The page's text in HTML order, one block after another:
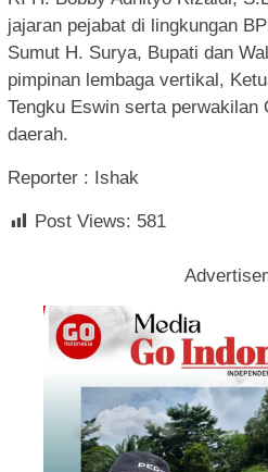
jajaran pejabat di lingkungan
Sumut H. Surya, Bupati dan
pimpinan lembaga vertikal,
Tengku Eswin serta perwakilan
daerah.
Reporter : Ishak
Post Views: 581